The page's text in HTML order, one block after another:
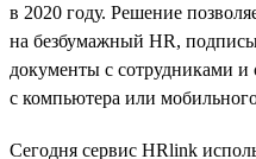
в 2020 году. Решение
на безбумажный HR,
документы с сотрудниками и
с компьютера или
Сегодня сервис HRlink